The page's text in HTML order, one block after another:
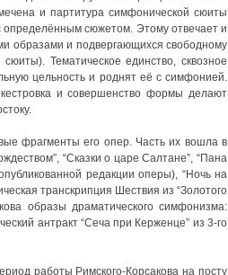
и партитура симфонической сюиты
определённым сюжетом. Этому отвечает и
образами и подвергающихся свободному
Тематическое единство, сквозное
цельность и роднят её с симфонией.
и совершенство формы делают
фрагменты его опер. Часть их вошла в
“Сказки о царе Салтане”, “Пана
редакции оперы), “Ночь на
транскрипция Шествия из “Золотого
образы драматического симфонизма:
антракт “Сеча при Керженце” из 3-го
работы Римского-Корсакова на посту